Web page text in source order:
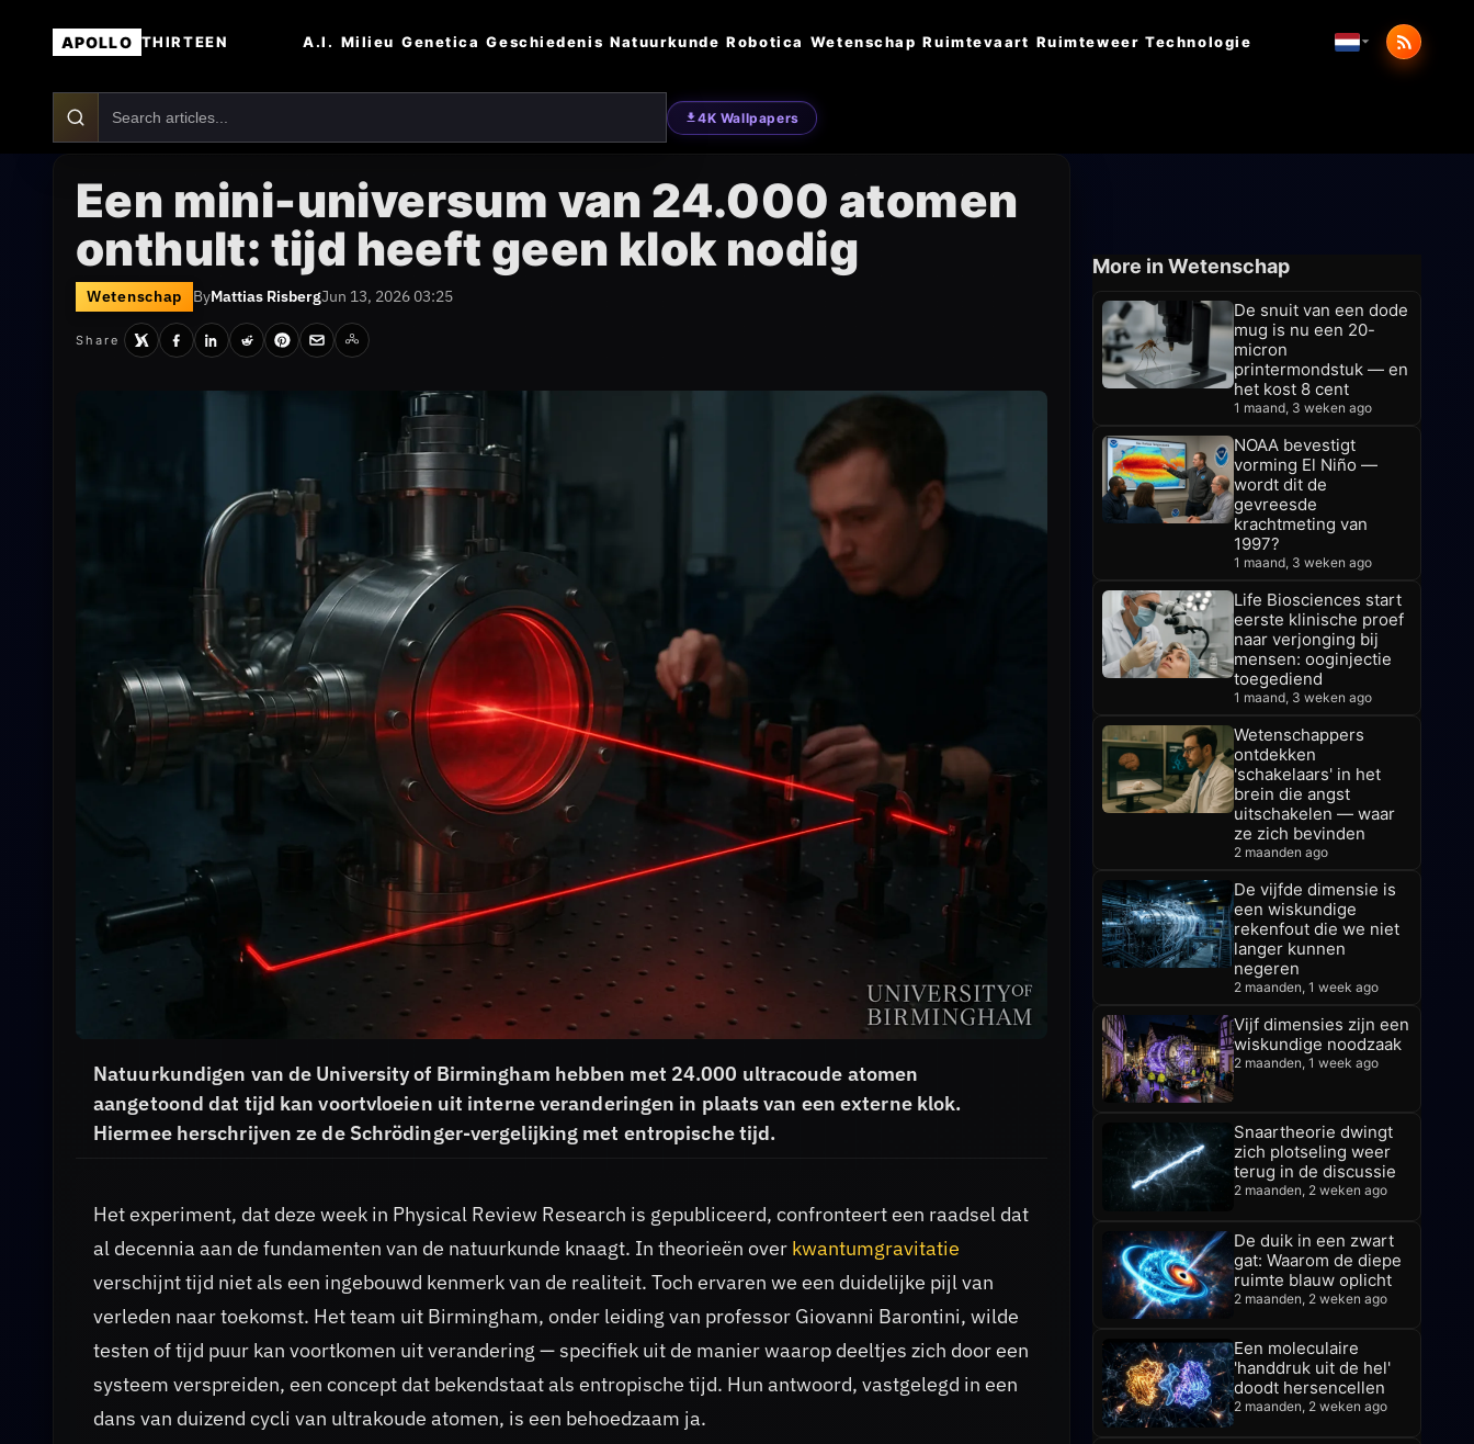
APOLLO THIRTEEN A.I. Milieu Genetica Geschiedenis Natuurkunde Robotica Wetenschap Ruimtevaart Ruimteweer Technologie
4K Wallpapers
Een mini-universum van 24.000 atomen
onthult: tijd heeft geen klok nodig
Wetenschap ByMattias RisbergJun 13, 2026 03:25
Share
Natuurkundigen van de University of Birmingham hebben met 24.000 ultracoude atomen
aangetoond dat tijd kan voortvloeien uit interne veranderingen in plaats van een externe klok.
Hiermee herschrijven ze de Schrödinger-vergelijking met entropische tijd.
Het experiment, dat deze week in Physical Review Research is gepubliceerd, confronteert een raadsel dat
al decennia aan de fundamenten van de natuurkunde knaagt. In theorieën over kwantumgravitatie
verschijnt tijd niet als een ingebouwd kenmerk van de realiteit. Toch ervaren we een duidelijke pijl van
verleden naar toekomst. Het team uit Birmingham, onder leiding van professor Giovanni Barontini, wilde
testen of tijd puur kan voortkomen uit verandering — specifiek uit de manier waarop deeltjes zich door een
systeem verspreiden, een concept dat bekendstaat als entropische tijd. Hun antwoord, vastgelegd in een
dans van duizend cycli van ultrakoude atomen, is een behoedzaam ja.
More in Wetenschap
De snuit van een dode
mug is nu een 20-
micron
printermondstuk — en
het kost 8 cent
1 maand, 3 weken ago
NOAA bevestigt
vorming El Niño —
wordt dit de
gevreesde
krachtmeting van
1997?
1 maand, 3 weken ago
Life Biosciences start
eerste klinische proef
naar verjonging bij
mensen: ooginjectie
toegediend
1 maand, 3 weken ago
Wetenschappers
ontdekken
'schakelaars' in het
brein die angst
uitschakelen — waar
ze zich bevinden
2 maanden ago
De vijfde dimensie is
een wiskundige
rekenfout die we niet
langer kunnen
negeren
2 maanden, 1 week ago
Vijf dimensies zijn een
wiskundige noodzaak
2 maanden, 1 week ago
Snaartheorie dwingt
zich plotseling weer
terug in de discussie
2 maanden, 2 weken ago
De duik in een zwart
gat: Waarom de diepe
ruimte blauw oplicht
2 maanden, 2 weken ago
Een moleculaire
'handdruk uit de hel'
doodt hersencellen
2 maanden, 2 weken ago